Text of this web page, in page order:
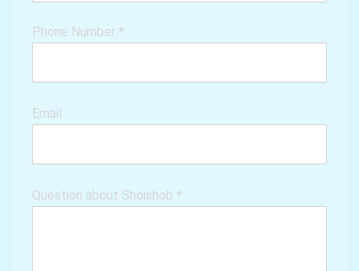
Phone Number *
Email
Question about Shoishob *